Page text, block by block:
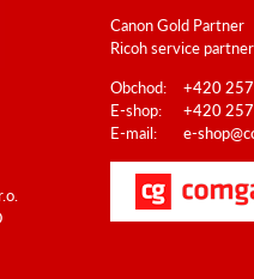
Canon Gold Partner
Ricoh service partner
Obchod:
+420
E-shop:
+420
E-mail:
e-